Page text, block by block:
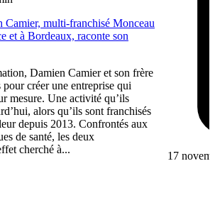
Camier, multi-franchisé Monceau
et à Bordeaux, raconte son
Damien Camier et son frère
pour créer une entreprise qui
mesure. Une activité qu’ils
alors qu’ils sont franchisés
depuis 2013. Confrontés aux
de santé, les deux
cherché à...
17